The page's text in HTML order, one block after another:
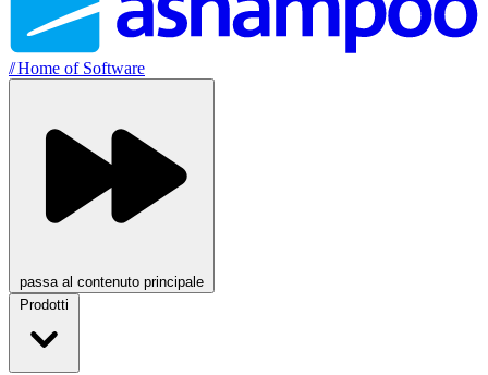
//Home of Software
passa al contenuto principale
Prodotti